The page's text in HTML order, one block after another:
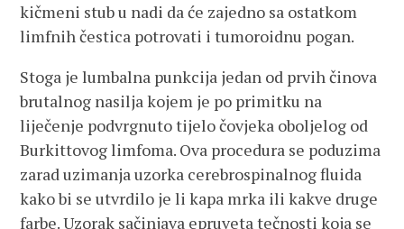
kičmeni stub u nadi da će zajedno sa ostatkom
limfnih čestica potrovati i tumoroidnu pogan.
Stoga je lumbalna punkcija jedan od prvih činova
brutalnog nasilja kojem je po primitku na
liječenje podvrgnuto tijelo čovjeka oboljelog od
Burkittovog limfoma. Ova procedura se poduzima
zarad uzimanja uzorka cerebrospinalnog fluida
kako bi se utvrdilo je li kapa mrka ili kakve druge
farbe. Uzorak sačinjava epruveta tečnosti koja se